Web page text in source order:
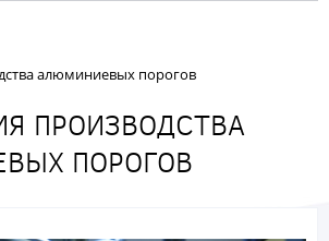
алюминиевых порогов
ПРОИЗВОДСТВА
ПОРОГОВ